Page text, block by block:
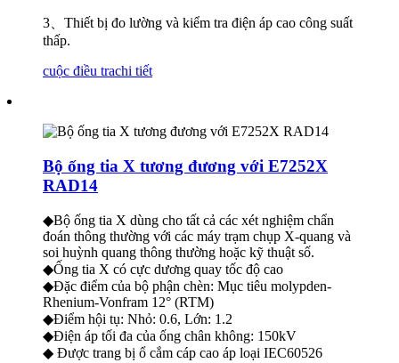
3
Thiết bị đo lường và kiểm tra điện áp cao công suất
thấp.
cuộc điều trachi tiết
Bộ ống tia X tương đương với E7252X
RAD14
◆Bộ ống tia X dùng cho tất cả các xét nghiệm chẩn
đoán thông thường với các máy trạm chụp X-quang và
soi huỳnh quang thông thường hoặc kỹ thuật số.
◆Ống tia X có cực dương quay tốc độ cao
◆Đặc điểm của bộ phận chèn: Mục tiêu molypden-
Rhenium-Vonfram 12° (RTM)
◆Điểm hội tụ: Nhỏ: 0.6, Lớn: 1.2
◆Điện áp tối đa của ống chân không: 150kV
◆ Được trang bị ổ cắm cáp cao áp loại IEC60526